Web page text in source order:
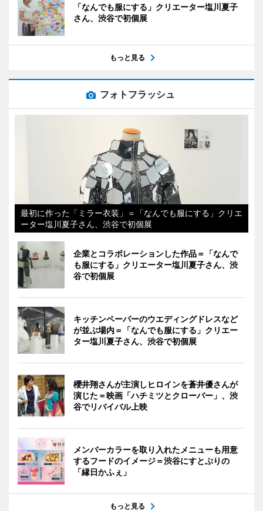
「なんでも服にする」クリエーター塩川夏子
さん、渋谷で初個展
もっと見る
フォトフラッシュ
最初に作った「ミラー衣装」＝「なんでも服にする」クリエ
ーター塩川夏子さん、渋谷で初個展
企業とコラボレーションした作品＝「なんで
も服にする」クリエーター塩川夏子さん、渋
谷で初個展
キッチンペーパーのウエディングドレスなど
が並ぶ場内＝「なんでも服にする」クリエー
ター塩川夏子さん、渋谷で初個展
櫻井翔さんが主演しヒロインを蒼井優さんが
演じた＝映画「ハチミツとクローバー」、渋
谷でリバイバル上映
メンバーカラーを取り入れたメニューも用意
するフードのイメージ＝渋谷にすとぷりの
「縁日かふぇ」
もっと見る